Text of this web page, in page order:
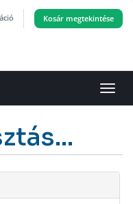
Kosár megtekintése
a